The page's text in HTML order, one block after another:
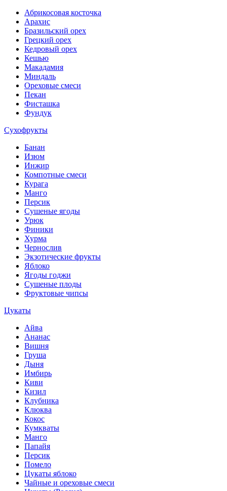
Абрикосовая косточка
Арахис
Бразильский орех
Грецкий орех
Кедровый орех
Кешью
Макадамия
Миндаль
Ореховые смеси
Пекан
Фисташка
Фундук
Сухофрукты
Банан
Изюм
Инжир
Компотные смеси
Курага
Манго
Персик
Сушеные ягоды
Урюк
Финики
Хурма
Чернослив
Экзотические фрукты
Яблоко
Ягоды годжи
Сушеные плоды
Фруктовые чипсы
Цукаты
Айва
Ананас
Вишня
Груша
Дыня
Имбирь
Киви
Кизил
Клубника
Клюква
Кокос
Кумкваты
Манго
Папайя
Персик
Помело
Цукаты яблоко
Чайные и ореховые смеси